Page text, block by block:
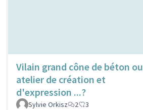
Vilain grand cône de béton ou
atelier de création et
d'expression ...?
Sylvie Orkisz 2 3